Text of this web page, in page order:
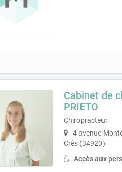
Cabinet de
PRIETO
Chiropracteur
4 avenue
Crès (34920)
Accès aux